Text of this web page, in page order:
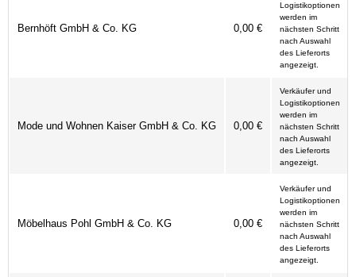
Bernhöft GmbH & Co. KG 0,00 €
Logistikoptionen
werden im
nächsten Schritt
nach Auswahl
des Lieferorts
angezeigt.
Mode und Wohnen Kaiser GmbH & Co. KG 0,00 €
Verkäufer und
Logistikoptionen
werden im
nächsten Schritt
nach Auswahl
des Lieferorts
angezeigt.
Möbelhaus Pohl GmbH & Co. KG 0,00 €
Verkäufer und
Logistikoptionen
werden im
nächsten Schritt
nach Auswahl
des Lieferorts
angezeigt.